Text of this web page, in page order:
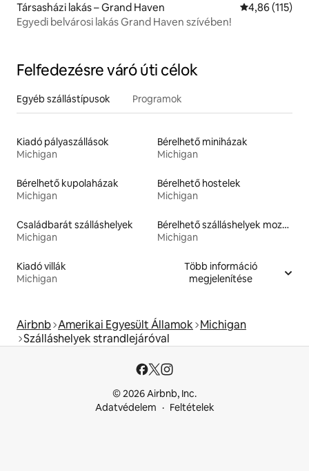
Társasházi lakás – Grand Haven Átlagos
4,86 (115)
Egyedi belvárosi lakás Grand Haven szívében!
Felfedezésre váró úti célok
Egyéb szállástípusok Programok
Kiadó pályaszállások
Michigan
Bérelhető miniházak
Michigan
Bérelhető kupolaházak
Michigan
Bérelhető hostelek
Michigan
Családbarát szálláshelyek
Michigan
Bérelhető szálláshelyek mozgáskorlátozottaknak megfelelő magasságú ággyal
Michigan
Kiadó villák
Michigan
Több információ
megjelenítése
Airbnb Amerikai Egyesült Államok Michigan
Szálláshelyek strandlejáróval
© 2026 Airbnb, Inc.
Adatvédelem
Feltételek